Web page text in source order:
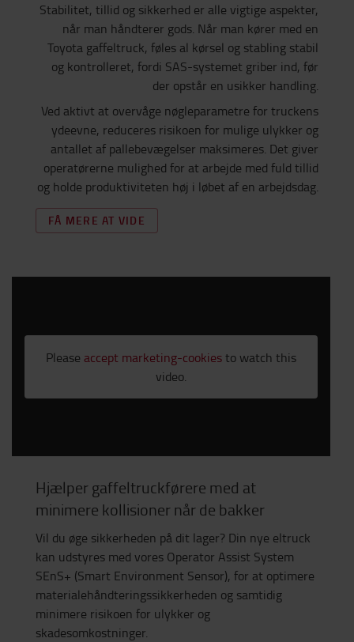
Stabilitet, tillid og sikkerhed er alle vigtige aspekter,
når man håndterer gods. Når man kører med en
Toyota gaffeltruck, føles al kørsel og stabling stabil
og kontrolleret, fordi SAS-systemet griber ind, før
der opstår en usikker handling.
Ved aktivt at overvåge nøgleparametre for truckens
ydeevne, reduceres risikoen for mulige ulykker og
antallet af pallebevægelser maksimeres. Det giver
operatørerne mulighed for at arbejde med fuld tillid
og holde produktiviteten høj i løbet af en arbejdsdag.
FÅ MERE AT VIDE
Please accept marketing-cookiesto watch this
video.
Hjælper gaffeltruckførere med at
minimere kollisioner når de bakker
Vil du øge sikkerheden på dit lager? Din nye eltruck
kan udstyres med vores Operator Assist System​
SEnS+ (Smart Environment Sensor), for at optimere
materialehåndteringssikkerheden og samtidig
minimere risikoen for ulykker og
skadesomkostninger.